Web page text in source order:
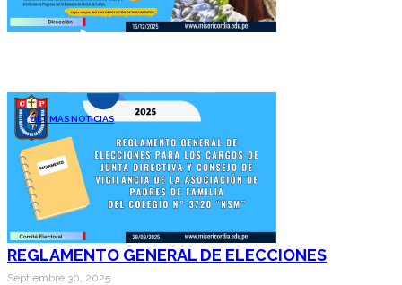
ÚLTIMAS NOTICIAS
REGLAMENTO GENERAL DE ELECCIONES
Septiembre 30, 2025